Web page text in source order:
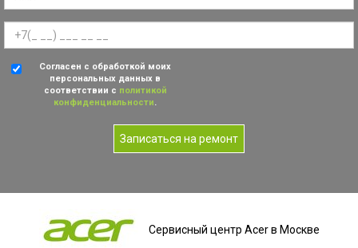
Согласен с обработкой моих
персональных данных в
соответствии с политикой
конфиденциальности.
Записаться на ремонт
Сервисный центр Acer в Москве